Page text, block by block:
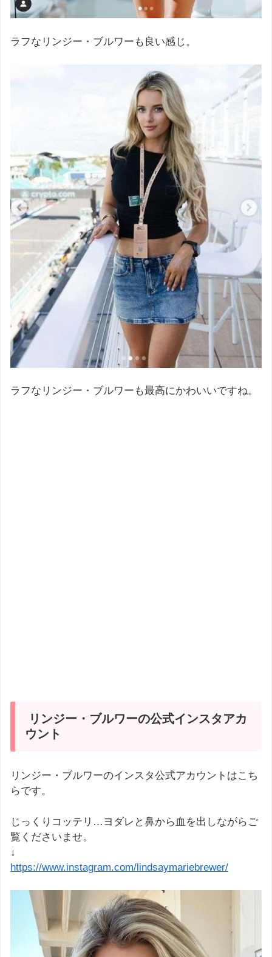
ラフなリンジー・ブルワーも良い感じ。
ラフなリンジー・ブルワーも最高にかわいいですね。
リンジー・ブルワーの公式インスタアカ
ウント
リンジー・ブルワーのインスタ公式アカウントはこち
らです。
じっくりコッテリ…ヨダレと鼻から血を出しながらご
覧くださいませ。
↓
https://www.instagram.com/lindsaymariebrewer/